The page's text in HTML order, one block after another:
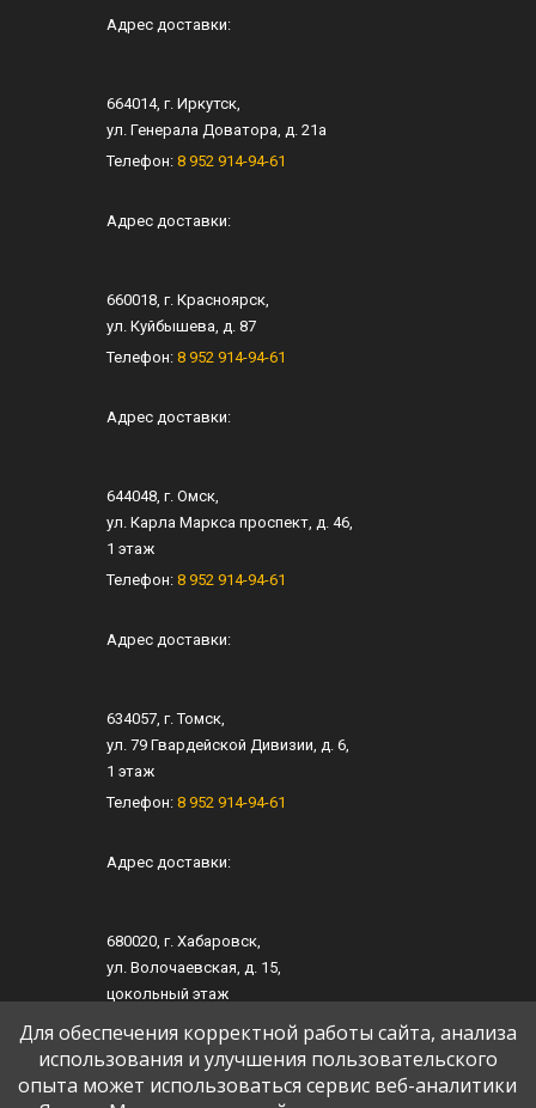
Адрес доставки:
664014, г. Иркутск,
ул. Генерала Доватора, д. 21а
Телефон: 8 952 914-94-61
Адрес доставки:
660018, г. Красноярск,
ул. Куйбышева, д. 87
Телефон: 8 952 914-94-61
Адрес доставки:
644048, г. Омск,
ул. Карла Маркса проспект, д. 46,
1 этаж
Телефон: 8 952 914-94-61
Адрес доставки:
634057, г.Томск,
ул. 79 Гвардейской Дивизии, д. 6​,
1 этаж
Телефон: 8 952 914-94-61
Адрес доставки:
680020, г. Хабаровск,
ул. ​Волочаевская, д. 15,​
цокольный этаж
Телефон: 8 952 914-94-61
Для обеспечения корректной работы сайта, анализа
использования и улучшения пользовательского
опыта может использоваться сервис веб-аналитики